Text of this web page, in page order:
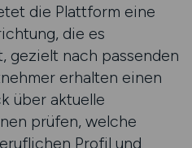
die Plattform eine
die es
gezielt nach passenden
erhalten einen
über aktuelle
prüfen, welche
Profil und